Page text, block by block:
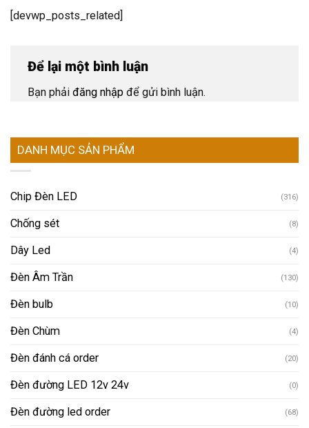
[devwp_posts_related]
Để lại một bình luận
Bạn phải đăng nhập để gửi bình luận.
DANH MỤC SẢN PHẨM
Chip Đèn LED (316)
Chống sét (8)
Dây Led (4)
Đèn Âm Trần (130)
Đèn bulb (10)
Đèn Chùm (4)
Đèn đánh cá order (20)
Đèn đường LED 12v 24v (0)
Đèn đường led order (68)